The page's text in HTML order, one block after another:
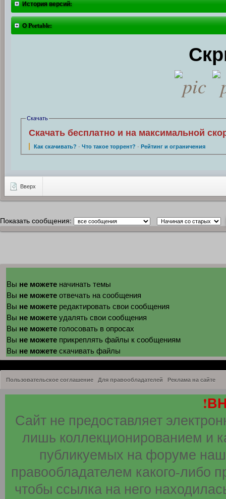
История версий:
О Portable:
Скачать
Скачать бесплатно и на максимальной
Как скачивать? ·Что такое торрент? ·Рейтинг и ограничения
Вверх
Показать сообщения:
Вы не можете начинать темы
Вы не можете отвечать на сообщения
Вы не можете редактировать свои сообщения
Вы не можете удалять свои сообщения
Вы не можете голосовать в опросах
Вы не можете прикреплять файлы к сообщениям
Вы не можете скачивать файлы
Пользовательское соглашение Для правообладателей Реклама на сайте
Сайт не предоставляет
лишь коллекционированием и
публикуемых на форуме
правообладателем какого-либо
чтобы ссылка на него